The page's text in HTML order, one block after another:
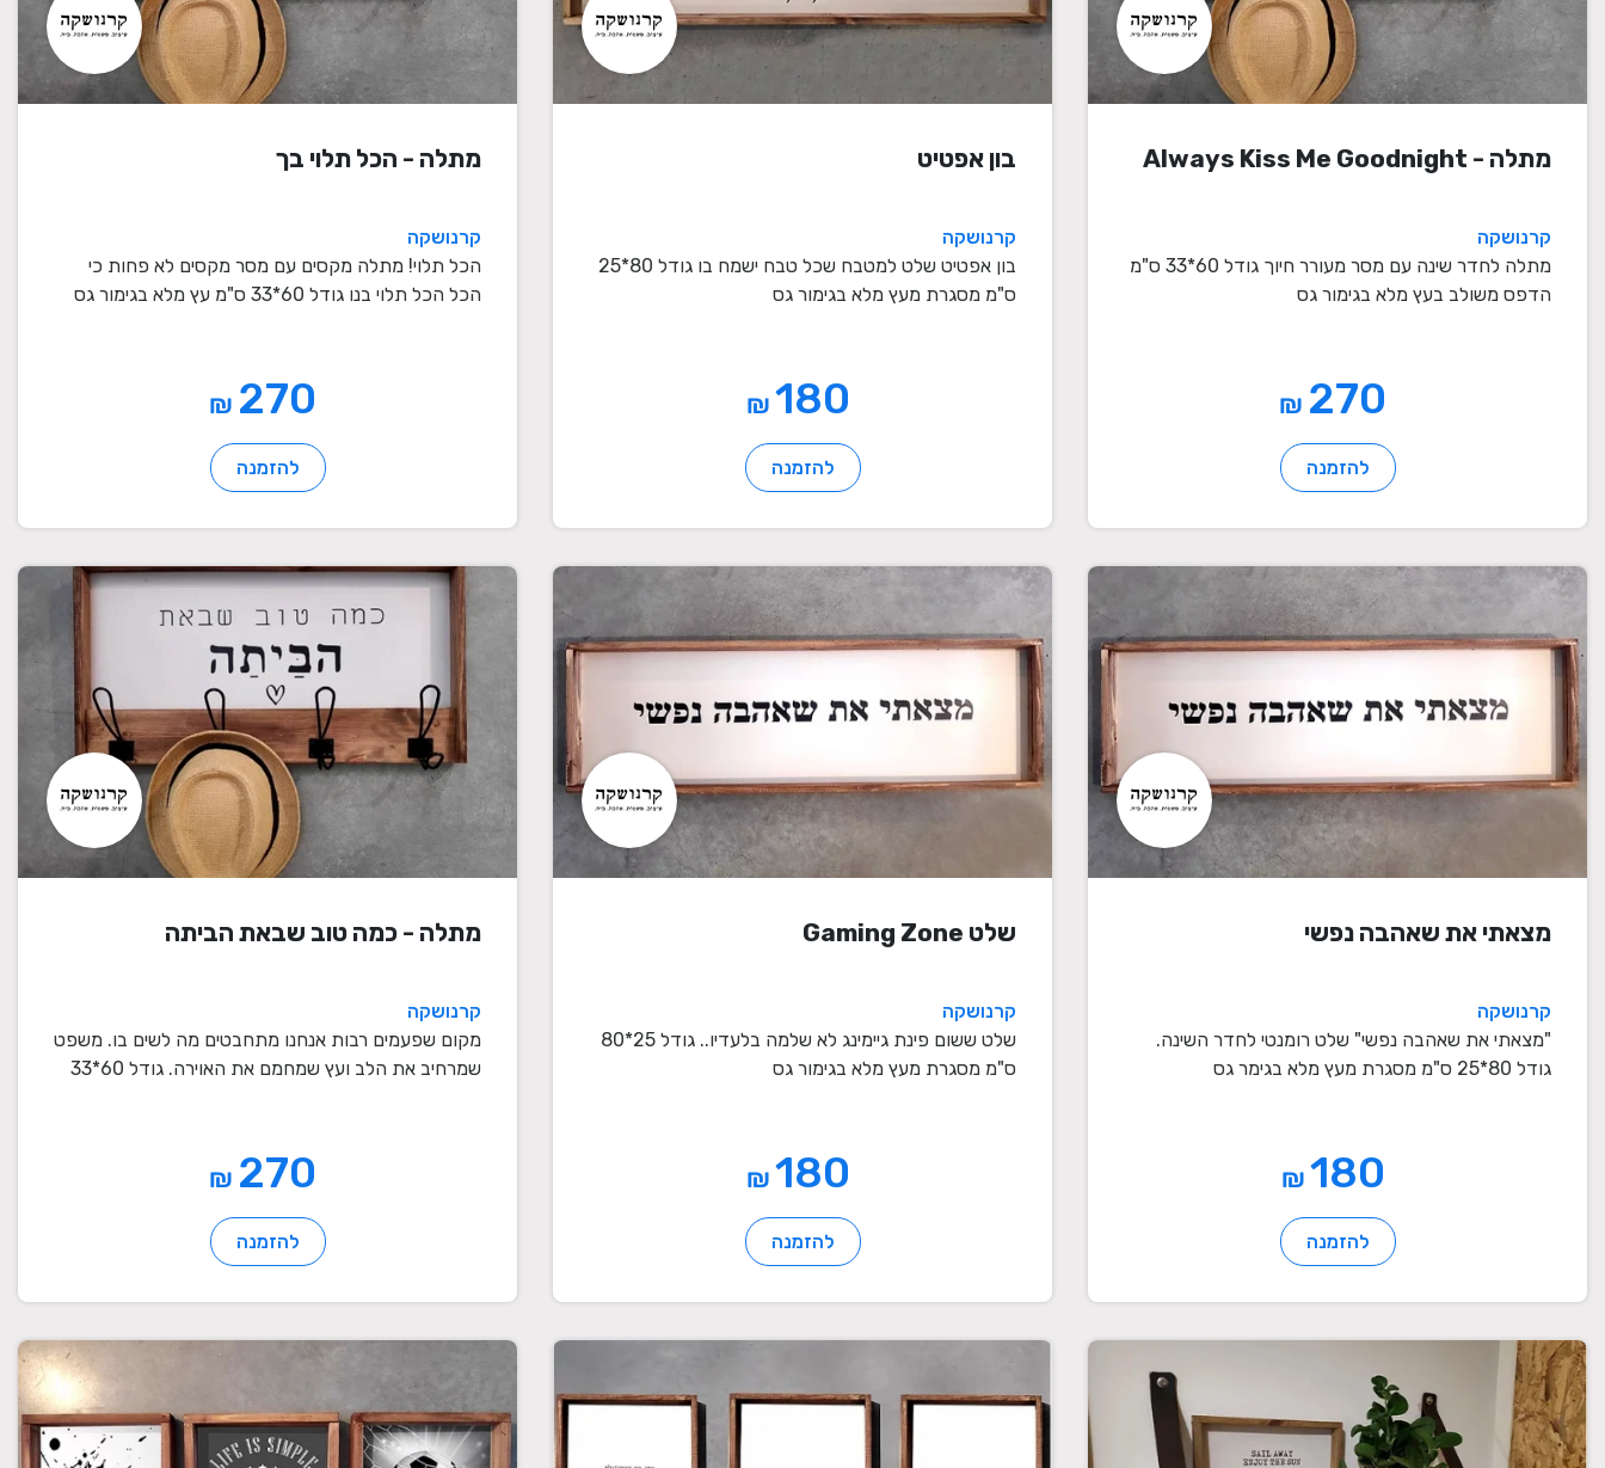
מתלה - Always Kiss Me Goodnight
קרנושקה
מתלה לחדר שינה עם מסר מעורר חיוך גודל 60*33 ס"מ
הדפס משולב בעץ מלא בגימור גס
₪
להזמנה
בון אפטיט
קרנושקה
בון אפטיט שלט למטבח שכל טבח ישמח בו גודל 80*25
ס"מ מסגרת מעץ מלא בגימור גס
₪
להזמנה
מתלה - הכל תלוי בך
קרנושקה
הכל תלוי! מתלה מקסים עם מסר מקסים לא פחות כי
הכל הכל תלוי בנו גודל 60*33 ס"מ עץ מלא בגימור גס
₪
להזמנה
מצאתי את שאהבה נפשי
קרנושקה
"מצאתי את שאהבה נפשי" שלט רומנטי לחדר השינה.
גודל 80*25 ס"מ מסגרת מעץ מלא בגימר גס
₪
להזמנה
שלט Gaming Zone
קרנושקה
שלט ששום פינת גיימינג לא שלמה בלעדיו.. גודל 25*80
ס"מ מסגרת מעץ מלא בגימור גס
₪
להזמנה
מתלה - כמה טוב שבאת הביתה
קרנושקה
מקום שפעמים רבות אנחנו מתחבטים מה לשים בו. משפט
שמרחיב את הלב ועץ שמחמם את האוירה. גודל 60*33
₪
להזמנה